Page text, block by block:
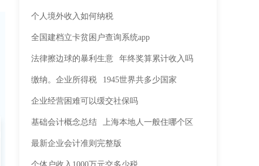
个人境外收入如何纳税
全国建档立卡贫困户查询系统app
法律擦边球的暴利生意 年终奖算累计收入吗
缴纳。企业所得税 1945世界共多少国家
企业经营困难可以缓交社保吗
基础会计概念总结 上海本地人一般住哪个区
最新企业会计准则完整版